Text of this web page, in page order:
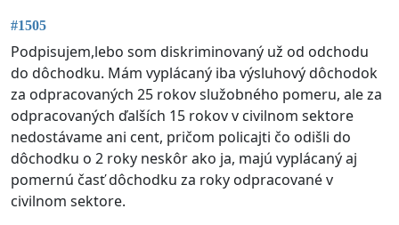
#1505
Podpisujem,lebo som diskriminovaný už od odchodu
do dôchodku. Mám vyplácaný iba výsluhový dôchodok
za odpracovaných 25 rokov služobného pomeru, ale za
odpracovaných ďalších 15 rokov v civilnom sektore
nedostávame ani cent, pričom policajti čo odišli do
dôchodku o 2 roky neskôr ako ja, majú vyplácaný aj
pomernú časť dôchodku za roky odpracované v
civilnom sektore.